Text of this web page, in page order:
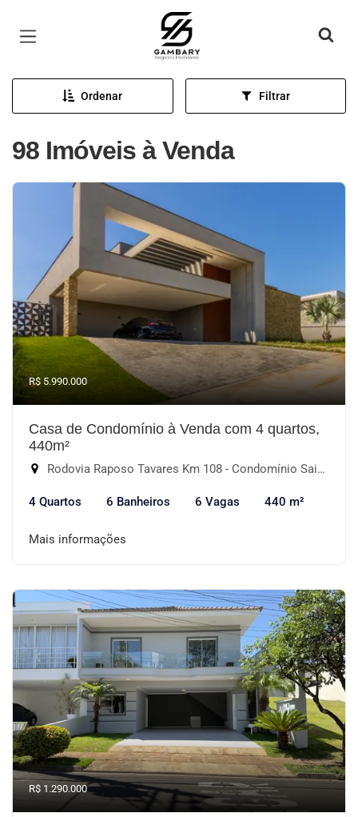
Página inicial
Ordenar Filtrar
98 Imóveis à Venda
R$ 5.990.000
Casa de Condomínio à Venda com 4 quartos,
440m²
Rodovia Raposo Tavares Km 108 - Condomínio Saint Patrick, Sorocaba-SP
4 Quartos 6 Banheiros 6 Vagas 440 m²
Mais informações
R$ 1.290.000